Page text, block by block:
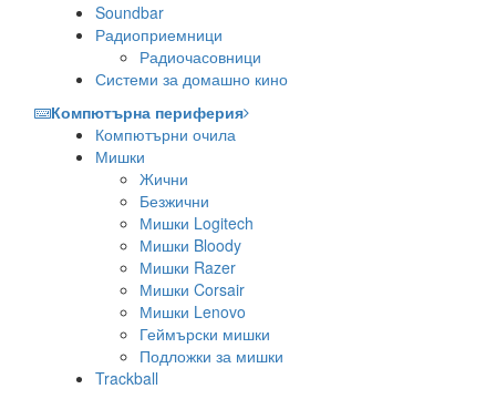
Soundbar
Радиоприемници
Радиочасовници
Системи за домашно кино
Компютърна периферия
Компютърни очила
Мишки
Жични
Безжични
Мишки Logitech
Мишки Bloody
Мишки Razer
Мишки Corsair
Мишки Lenovo
Геймърски мишки
Подложки за мишки
Trackball